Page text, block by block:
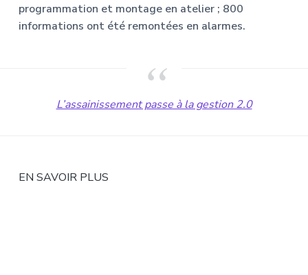
programmation et montage en atelier ; 800
informations ont été remontées en alarmes.
L’assainissement passe à la gestion 2.0
EN SAVOIR PLUS